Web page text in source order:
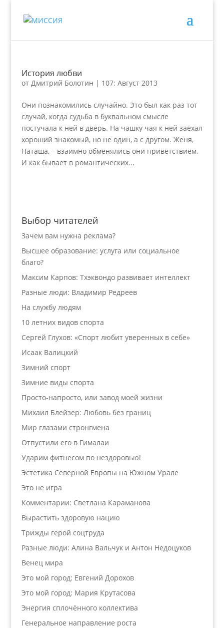
История любви
от Дмитрий Болотин | 107: Август 2013
Они познакомились случайно. Это был как раз тот
случай, когда судьба в буквальном смысле
постучала к ней в дверь. На чашку чая к ней заехал
хороший знакомый, но не один, а с другом. Женя,
Наташа, – взаимно обменялись они приветствием.
И как бывает в романтических...
Выбор читателей
Зачем вам нужна реклама?
Высшее образование: услуга или социальное
благо?
Максим Карпов: Тхэквондо развивает интеллект
Разные люди: Владимир Редреев
На службу людям
10 летних видов спорта
Сергей Глухов: «Спорт любит уверенных в себе»
Исаак Валицкий
Зимний спорт
Зимние виды спорта
Просто-напросто, или завод моей жизни
Михаил Блейзер: Любовь без границ
Мир глазами стронгмена
Отпустили его в Гималаи
Ударим фитнесом по нездоровью!
Эстетика Северной Европы на Южном Урале
Это не игра
Комментарии: Светлана Караманова
Вырастить здоровую нацию
Трижды герой соцтруда
Разные люди: Алина Вальчук и Антон Недоцуков
Венец мира
Это мой город: Евгений Дорохов
Это мой город: Мария Крутасова
Энергия сплочённого коллектива
Генеральное направление роста